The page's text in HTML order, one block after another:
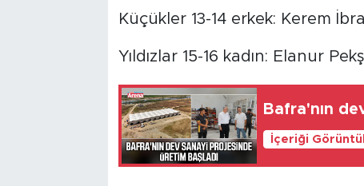
Küçükler 13-14 erkek: Kerem
Yıldızlar 15-16 kadın: Elanur
Bafra'nın
İçeriği